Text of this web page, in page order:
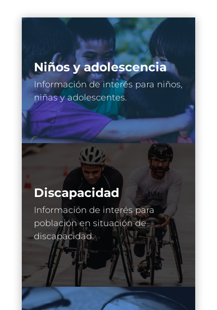
Niños y adolescencia
Información de interés para niños,
niñas y adolescentes.
Discapacidad
Información de interés para
población en situación de
discapacidad.